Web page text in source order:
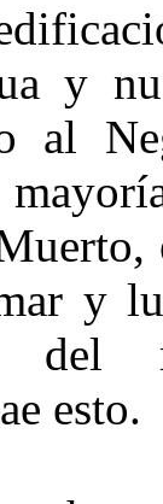
y
al
y
esto.